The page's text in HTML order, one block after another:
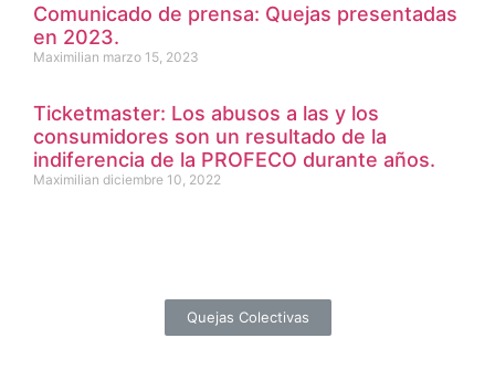
Comunicado de prensa: Quejas presentadas
en 2023.
Maximilian marzo 15, 2023
Ticketmaster: Los abusos a las y los
consumidores son un resultado de la
indiferencia de la PROFECO durante años.
Maximilian diciembre 10, 2022
Quejas Colectivas